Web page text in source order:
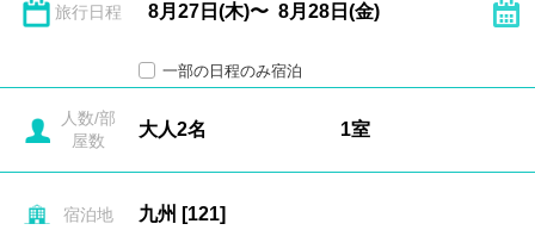
旅行日程
一部の日程のみ宿泊
人数/部
屋数
宿泊地